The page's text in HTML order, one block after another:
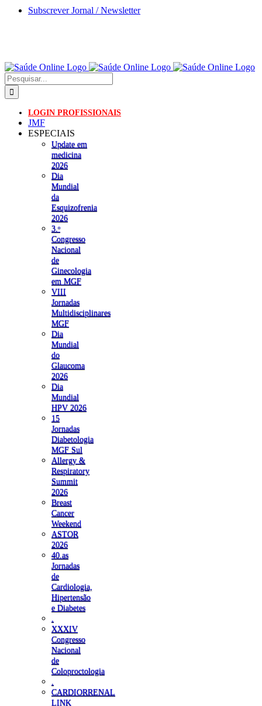
Skip
Subscrever Jornal / Newsletter
Pesquisar
LOGIN PROFISSIONAIS
JMF
ESPECIAIS
Update em
medicina
2026
Dia
Mundial
da
Esquizofrenia
2026
3.ᵒ
Congresso
Nacional
de
Ginecologia
em MGF
VIII
Jornadas
Multidisciplinares
MGF
Dia
Mundial
do
Glaucoma
2026
Dia
Mundial
HPV 2026
15
Jornadas
Diabetologia
MGF Sul
Allergy &
Respiratory
Summit
2026
Breast
Cancer
Weekend
ASTOR
2026
40.as
Jornadas
de
Cardiologia,
Hipertensão
e Diabetes
XXXIV
Congresso
Nacional
de
Coloproctologia
CARDIORRENAL
LINK